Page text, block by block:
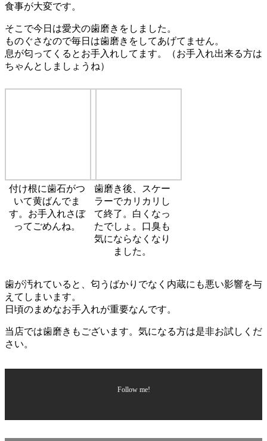
食事が大変です。
そこで今日は愛犬の歯磨きをしました。
ものぐさなので毎日は歯磨きをしてあげてません。
息が匂ってくるとお手入れしてます。（お手入れ出来る方は
ちゃんとしましょうね）
付け根に歯石がつ
いて黄ばんでま
す。お手入れさぼ
ってごめんね。
歯磨き後、スケー
ラーでカリカリし
て終了。白くなっ
たでしょ。口臭も
気にならなくなり
ました。
歯が汚れていると、匂うばかりでなく内蔵にも悪い影響を与
えてしまいます。
日頃のまめなお手入れが重要なんです。
当店では歯磨きもございます。気になる方は是非お試しくだ
さい。
Follow me!